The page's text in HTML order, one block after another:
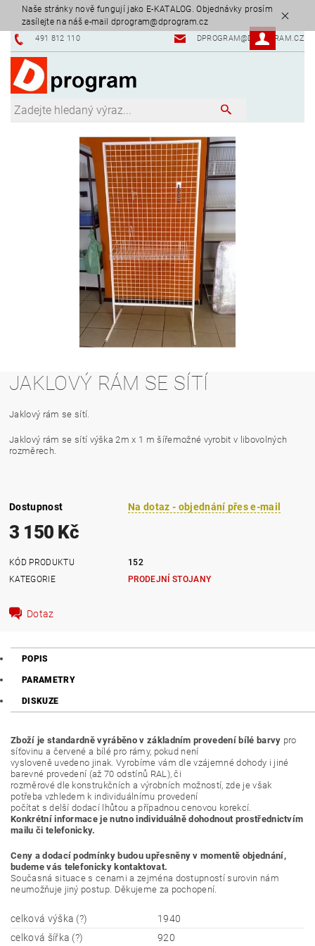
Naše stránky nově fungují jako E-KATALOG. Objednávky prosím
zasílejte na náš e-mail dprogram@dprogram.cz
491 812 110 DPROGRAM@DPROGRAM.CZ
JAKLOVÝ RÁM SE SÍTÍ
Jaklový rám se sítí.
Jaklový rám se sítí výška 2m x 1 m šířemožné vyrobit v libovolných
rozměrech.
Dostupnost Na dotaz - objednání přes e-mail
3 150 Kč
KÓD PRODUKTU
152
KATEGORIE
PRODEJNÍ STOJANY
Dotaz
POPIS
PARAMETRY
DISKUZE
Zboží je standardně vyráběno v základním provedení bílé barvy pro
síťovinu a červené a bílé pro rámy, pokud není
vysloveně uvedeno jinak. Vyrobíme vám dle vzájemné dohody i jiné
barevné provedení (až 70 odstínů RAL), či
rozměrové dle konstrukčních a výrobních možností, zde je však
potřeba vzhledem k individuálnímu provedení
počítat s delší dodací lhůtou a případnou cenovou korekcí.
Konkrétní informace je nutno individuálně dohodnout prostřednictvím
mailu či telefonicky.
Ceny a dodací podmínky budou upřesněny v momentě objednání,
budeme vás telefonicky kontaktovat.
Současná situace s cenami a zejména dostupností surovin nám
neumožňuje jiný postup. Děkujeme za pochopení.
celková výška (?)
1940
celková šířka (?)
920